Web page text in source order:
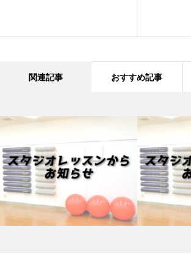
関連記事 おすすめ記事